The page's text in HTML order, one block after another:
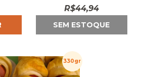
R$44,94
SEM ESTOQUE
330gr